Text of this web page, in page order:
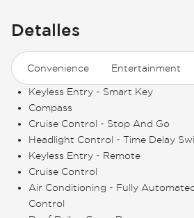
Detalles
Convenience Entertainment
Keyless Entry - Smart Key
Compass
Cruise Control - Stop And Go
Headlight Control - Time Delay
Keyless Entry - Remote
Cruise Control
Air Conditioning - Fully
Control